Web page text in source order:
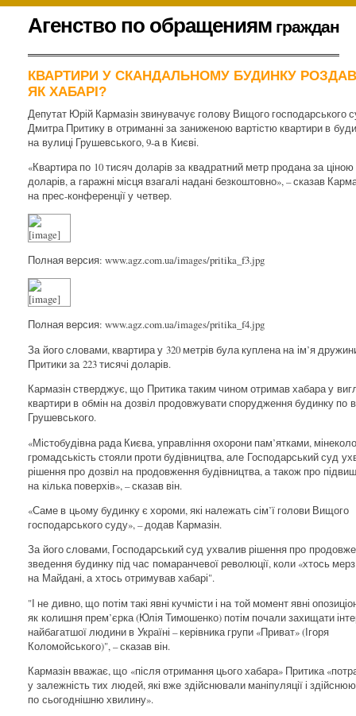
К
содержимому .
Агенство по обращениямграждан
КВАРТИРИ У СКАНДАЛЬНОМУ БУДИНКУ
ЯК ХАБАРІ?
Депутат Юрій Кармазін звинувачує голову Вищого господарського
Дмитра Притику в отриманні за заниженою вартістю квартири в
на вулиці Грушевського, 9-а в Києві.
«Квартира по 10 тисяч доларів за квадратний метр продана за ціною
доларів, а гаражні місця взагалі надані безкоштовно», – сказав
на прес-конференції у четвер.
Полная версия: www.agz.com.ua/images/pritika_f3.jpg
Полная версия: www.agz.com.ua/images/pritika_f4.jpg
За його словами, квартира у 320 метрів була куплена на ім’я
Притики за 223 тисячі доларів.
Кармазін стверджує, що Притика таким чином отримав хабара у
квартири в обмін на дозвіл продовжувати спорудження будинку по
Грушевського.
«Містобудівна рада Києва, управління охорони пам’ятками,
громадськість стояли проти будівництва, але Господарський суд
рішення про дозвіл на продовження будівництва, а також про
на кілька поверхів», – сказав він.
«Саме в цьому будинку є хороми, які належать сім’ї голови Вищого
господарського суду», – додав Кармазін.
За його словами, Господарський суд ухвалив рішення про
зведення будинку під час помаранчевої революції, коли «хтось мерз
на Майдані, а хтось отримував хабарі".
"І не дивно, що потім такі явні кучмісти і на той момент явні
як колишня прем’єрка (Юлія Тимошенко) потім почали захищати
найбагатшої людини в Україні – керівника групи «Приват» (Ігоря
Коломойського)", – сказав він.
Кармазін вважає, що «після отримання цього хабара» Притика
у залежність тих людей, які вже здійснювали маніпуляції і
по сьогоднішню хвилину».